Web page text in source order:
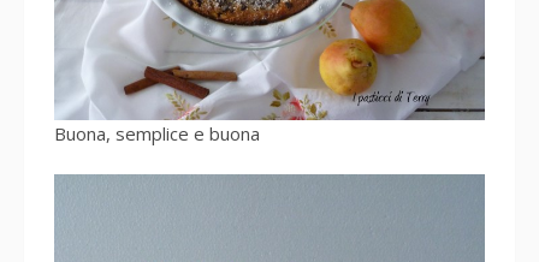
Buona, semplice e buona